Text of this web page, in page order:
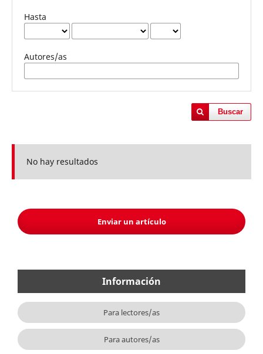
Hasta
Autores/as
Buscar
No hay resultados
Enviar un artículo
Información
Para lectores/as
Para autores/as